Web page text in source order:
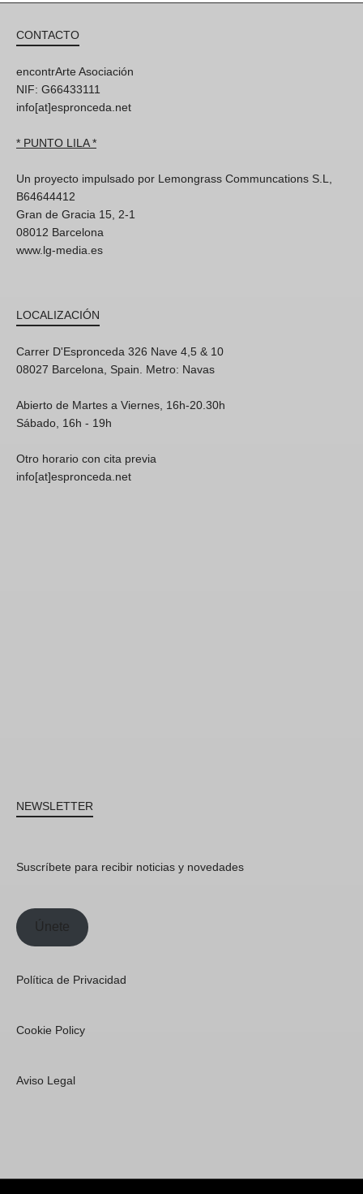
CONTACTO
encontrArte Asociación
NIF: G66433111
info[at]espronceda.net
* PUNTO LILA *
Un proyecto impulsado por Lemongrass Communcations S.L,
B64644412
Gran de Gracia 15, 2-1
08012 Barcelona
www.lg-media.es
LOCALIZACIÓN
Carrer D'Espronceda 326 Nave 4,5 & 10
08027 Barcelona, Spain. Metro: Navas
Abierto de Martes a Viernes, 16h-20.30h
Sábado, 16h - 19h
Otro horario con cita previa
info[at]espronceda.net
NEWSLETTER
Suscríbete para recibir noticias y novedades
Únete
Política de Privacidad
Cookie Policy
Aviso Legal